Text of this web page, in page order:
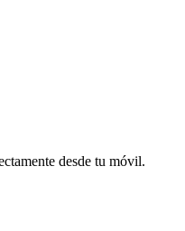
desde tu móvil.